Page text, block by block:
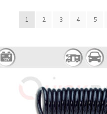
1 2 3 4 5